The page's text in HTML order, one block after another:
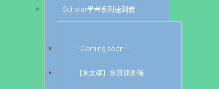
Scholar學者系列速測儀
---Coming soon---
【水文學】水質速測儀